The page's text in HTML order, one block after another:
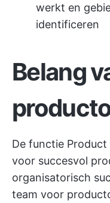
werkt en
identificeren
Belang
De functie Product
voor succesvol
organisatorisch
team voor